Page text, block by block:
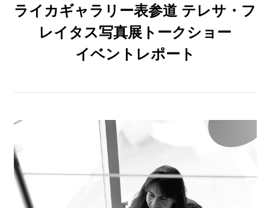
ライカギャラリー表参道 テレサ・フ
レイタス写真展トークショー
イベントレポート